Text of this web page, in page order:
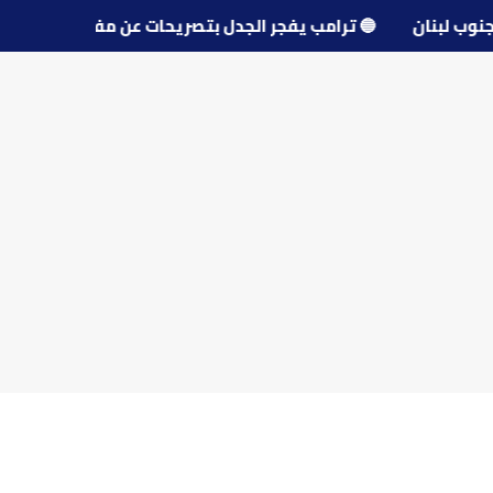
جنوب لبنان 🔵ترامب يفجر الجدل بتصريحات عن مفاوضات